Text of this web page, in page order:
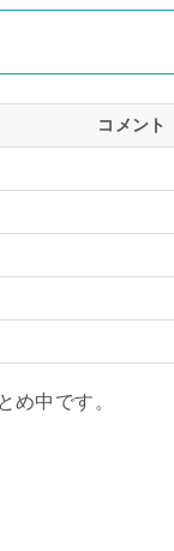
コメント
め中です。